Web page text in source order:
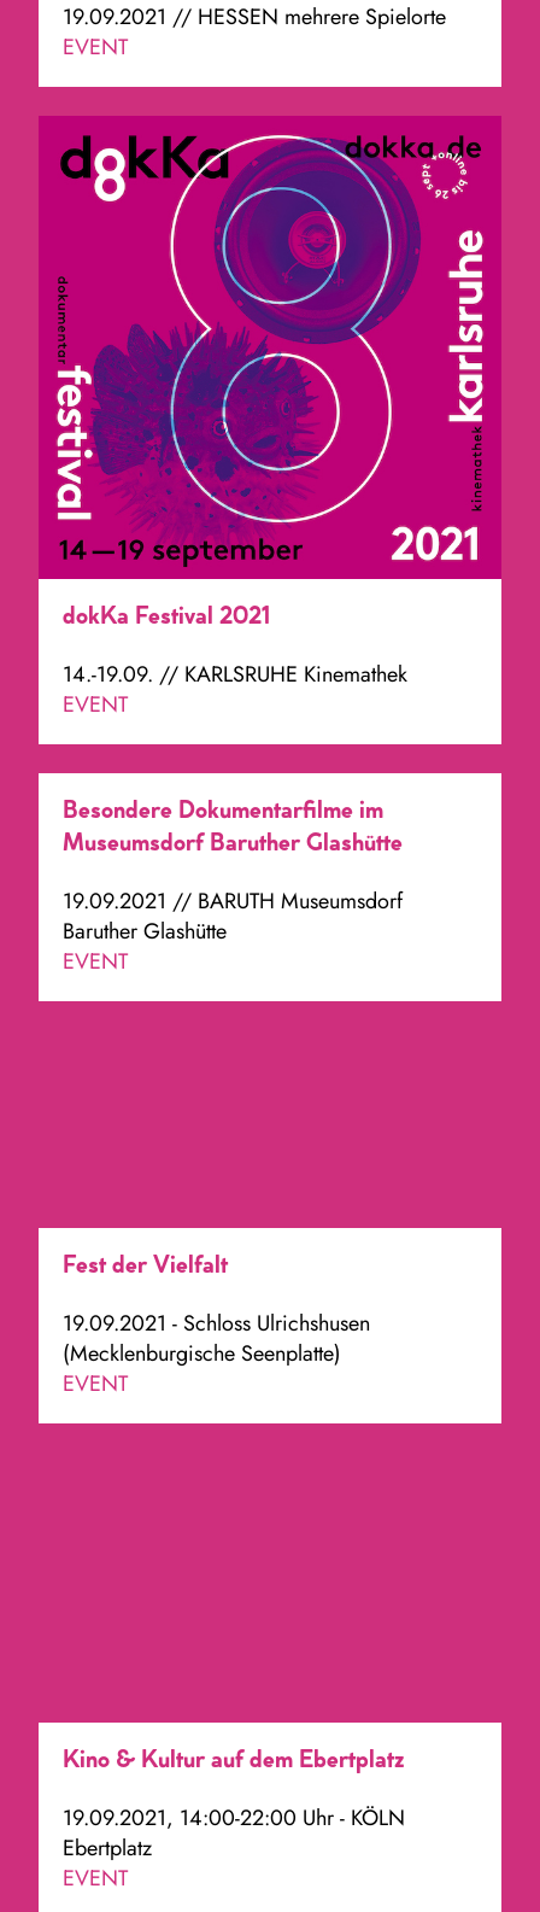
19.09.2021 // HESSEN mehrere Spielorte
EVENT
dokKa Festival 2021
14.-19.09. // KARLSRUHE Kinemathek
EVENT
Besondere Dokumentarfilme im
Museumsdorf Baruther Glashütte
19.09.2021 // BARUTH Museumsdorf
Baruther Glashütte
EVENT
Fest der Vielfalt
19.09.2021 - Schloss Ulrichshusen
(Mecklenburgische Seenplatte)
EVENT
Kino & Kultur auf dem Ebertplatz
19.09.2021, 14:00-22:00 Uhr - KÖLN
Ebertplatz
EVENT